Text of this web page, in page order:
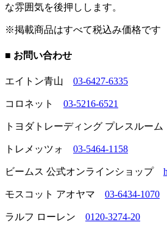
な雰囲気を後押しします。
※掲載商品はすべて税込み価格です
■ お問い合わせ
エイトン青山 03-6427-6335
コロネット 03-5216-6521
トヨダトレーディング プレスルー
トレメッツォ 03-5464-1158
ビームス 公式オンラインショップ
モスコット アオヤマ 03-6434-1070
ラルフ ローレン 0120-3274-20